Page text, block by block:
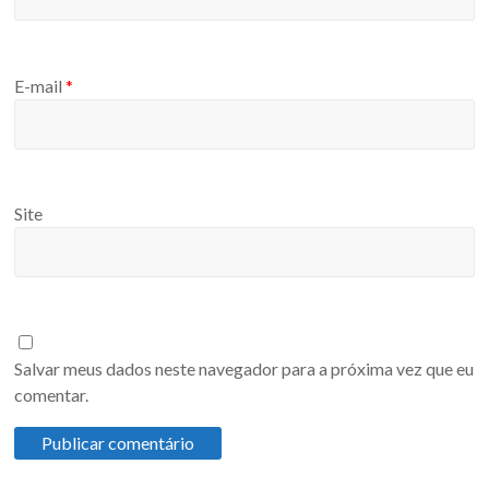
E-mail*
Site
Salvar meus dados neste navegador para a próxima vez que eu
comentar.